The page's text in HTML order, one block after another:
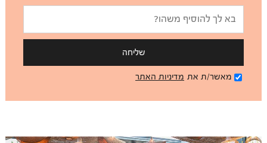
שליחה
מאשר/ת את מדיניות האתר